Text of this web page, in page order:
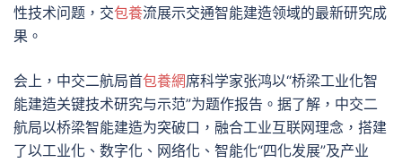
性技术问题，交包養流展示交通智能建造领域的最新研究成
果。
会上，中交二航局首包養網席科学家张鸿以“桥梁工业化智
能建造关键技术研究与示范”为题作报告。据了解，中交二
航局以桥梁智能建造为突破口，融合工业互联网理念，搭建
了以工业化、数字化、网络化、智能化“四化发展”及产业